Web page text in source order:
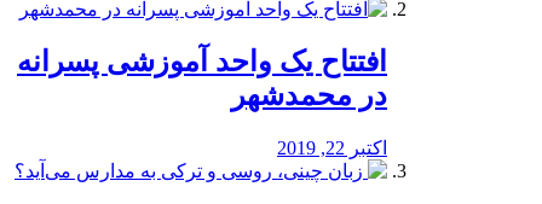
افتتاح یک واحد آموزشی پسرانه
در محمدشهر
اکتبر 22, 2019